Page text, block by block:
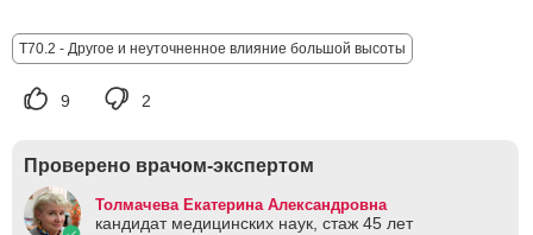
T70.2 - Другое и неуточненное влияние большой высоты
9 2
Проверено врачом-экспертом
Толмачева Екатерина Александровна
кандидат медицинских наук, стаж 45 лет